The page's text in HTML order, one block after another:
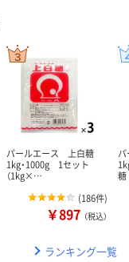
パールエース 上白糖
1kg・1000g 1セット
（1kg×…
(186件)
￥897 （税込）
ランキング一覧